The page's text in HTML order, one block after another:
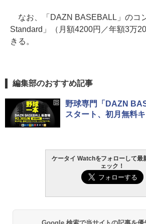
なお、「DAZN BASEBALL」のコ
Standard」（月額4200円／年額3万
きる。
編集部のおすすめ記事
野球専門「DAZN
スタート、初月無料
ケータイ Watchをフォローして最
ェック！